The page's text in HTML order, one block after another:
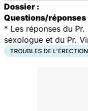
Dossier :
Questions/réponses
* Les réponses du
sexologue et du Pr.
TROUBLES DE L'ÉRECTION